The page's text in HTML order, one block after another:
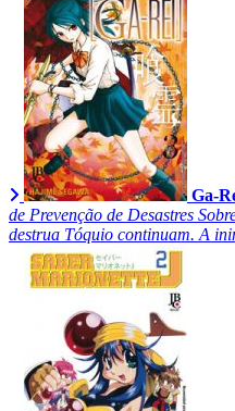
Ga-
de Prevenção de Desastres
destrua Tóquio continuam. A